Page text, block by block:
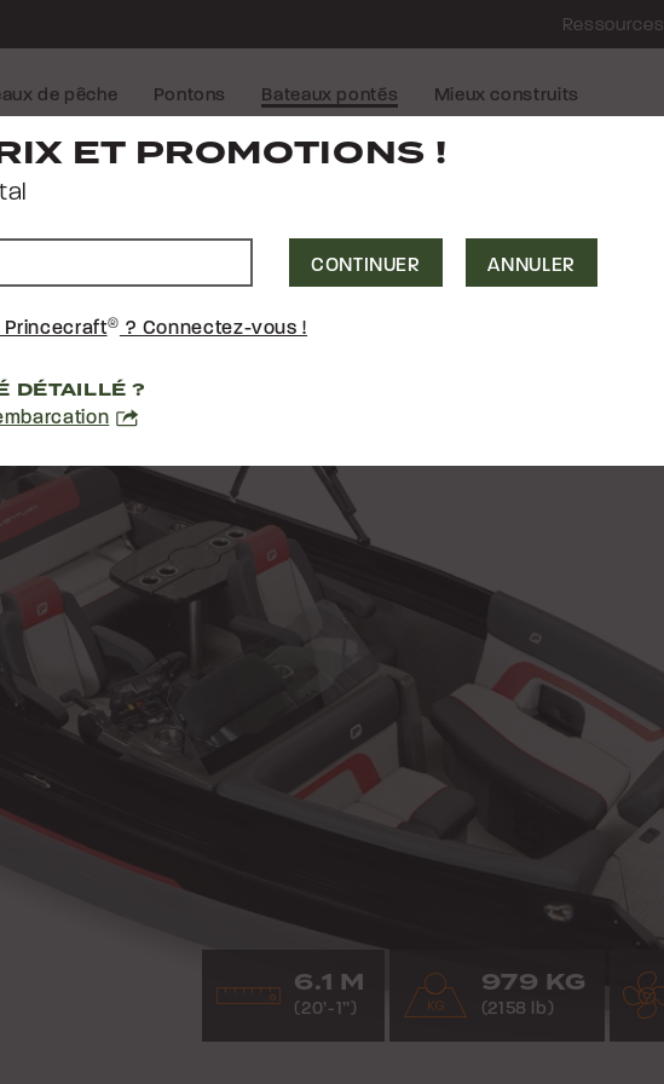
de pêche Pontons Bateaux pontés Mieux construits
Ressources
200 RL
6.1 M
(20’-1”)
979 KG
(2158 lb)